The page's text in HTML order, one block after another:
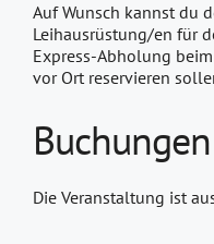
Auf Wunsch kannst du
Leihausrüstung/en für
Express-Abholung
vor Ort reservieren
Buchungen
Die Veranstaltung ist